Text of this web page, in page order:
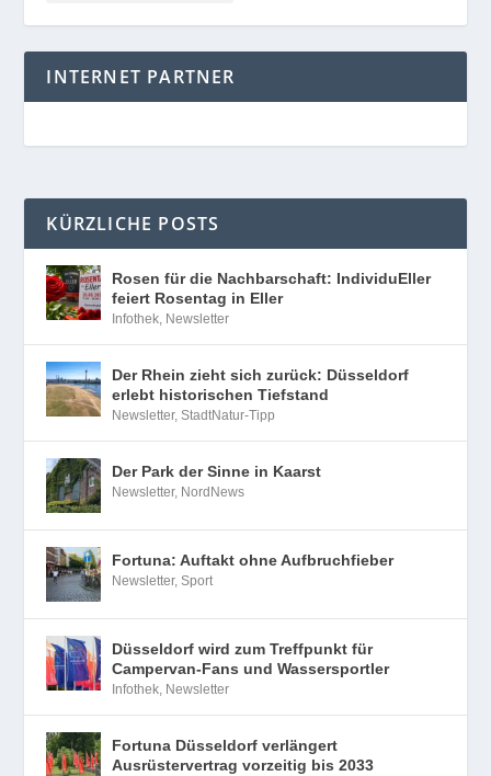
INTERNET PARTNER
KÜRZLICHE POSTS
Rosen für die Nachbarschaft: IndividuEller
feiert Rosentag in Eller
Infothek, Newsletter
Der Rhein zieht sich zurück: Düsseldorf
erlebt historischen Tiefstand
Newsletter,StadtNatur-Tipp
Der Park der Sinne in Kaarst
Newsletter, NordNews
Fortuna: Auftakt ohne Aufbruchfieber
Newsletter,Sport
Düsseldorf wird zum Treffpunkt für
Campervan-Fans und Wassersportler
Infothek, Newsletter
Fortuna Düsseldorf verlängert
Ausrüstervertrag vorzeitig bis 2033